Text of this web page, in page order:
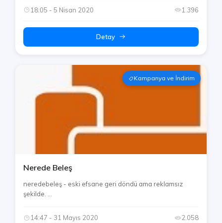
18:05 - 5 Nisan 2020 1.396
Detay
Kampanya ve İndirim
Nerede Beleş
neredebeleş - eski efsane geri döndü ama reklamsız
şekilde. ...
14:47 - 31 Mayıs 2020 2.058